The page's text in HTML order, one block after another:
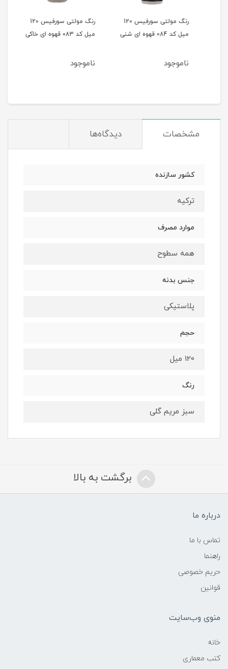
رنگ مولتی سورفیس 120
میل کد 084 قهوه ای شنی
ناموجود
رنگ مولتی سورفیس 120
میل کد 083 قهوه ای خاکی
ناموجود
مشخصات دیدگاه‌ها
کشور سازنده
ترکیه
موارد مصرف
همه سطوح
جنس بدنه
پلاستیکی
حجم
120 میل
رنگ
سبز مریم گلی
برگشت به بالا
درباره ما
تماس با ما
راهنما
حریم خصوصی
قوانین
منوی وب‌سایت
خانه
کتب معماری